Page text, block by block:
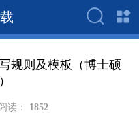
规则及模板（博士硕
读：
1852